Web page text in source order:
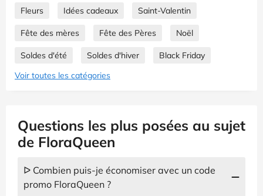
Fleurs Idées cadeaux Saint-Valentin
Fête des mères Fête des Pères Noël
Soldes d'été Soldes d'hiver
Black Friday
Voir toutes les catégories
Questions les plus posées au sujet
de FloraQueen
ᐅ Combien puis-je économiser avec un code
promo FloraQueen ?